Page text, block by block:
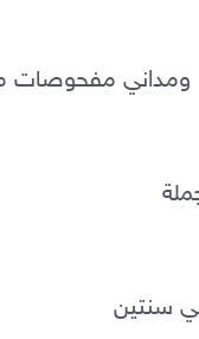
ومداني مفحوصات
سنتين